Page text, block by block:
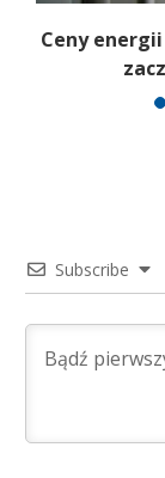
Ceny
Subscribe